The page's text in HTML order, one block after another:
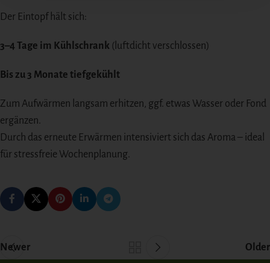
Der Eintopf hält sich:
3–4 Tage im Kühlschrank (luftdicht verschlossen)
Bis zu 3 Monate tiefgekühlt
Zum Aufwärmen langsam erhitzen, ggf. etwas Wasser oder Fond
ergänzen.
Durch das erneute Erwärmen intensiviert sich das Aroma – ideal
für stressfreie Wochenplanung.
Newer Older